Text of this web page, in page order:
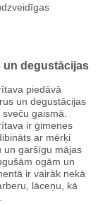
un degustācijas
piedāvā
un degustācijas
gaismā.
ir ģimenes
ar mērķi
un garšīgu mājas
ogām un
ir vairāk nekā
lāceņu, kā